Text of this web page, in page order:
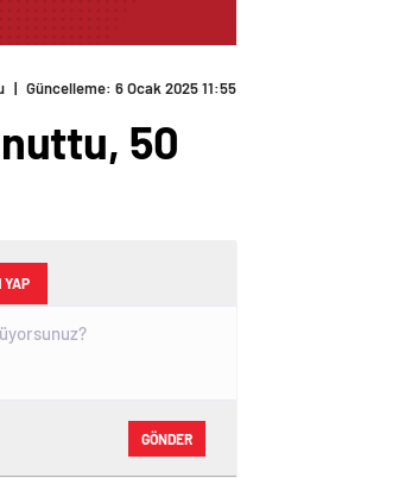
| Güncelleme: 6 Ocak 2025 11:55
50
YAP
GÖNDER